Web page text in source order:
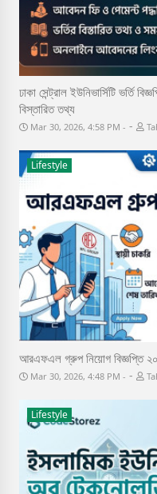
ঢাকা সেন্ট্রাল ইউনিভার্সিটি ভর্তি
বিস্তারিত তথ্য
Mar 30, 2026, 4:58 PM -
Lifestyle
আরএফএল গ্রুপ নিয়োগ বিজ্ঞপ্তি
Mar 30, 2026, 4:48 PM -
Lifestyle